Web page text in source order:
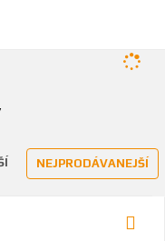
NEJPRODÁVANEJŠÍ